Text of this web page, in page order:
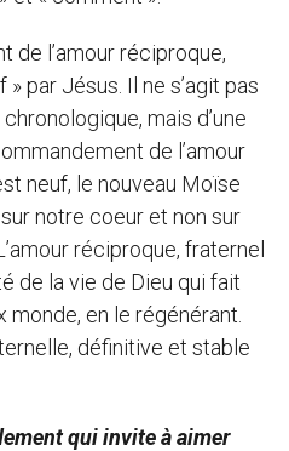
l’amour réciproque,
par Jésus. Il ne s’agit pas
mais d’une
de l’amour
neuf, le nouveau Moïse
notre coeur et non sur
réciproque, fraternel
de la vie de Dieu qui fait
en le régénérant.
définitive et stable
qui invite à aimer